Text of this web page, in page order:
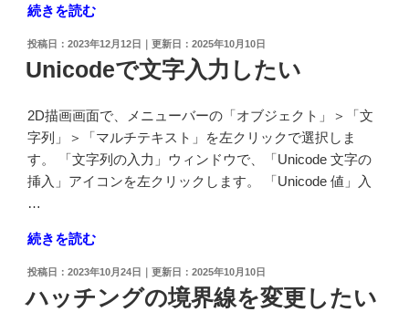
し
た
の
"他
オ
ブ
ェ
ク
ト
の
傾
き
に
合
わ
続きを読む
投
日:
2023年12月12日 2025年10月10日
Unicodeで文字入力したい
2D描画画面で、メニューバーの「オブジェクト」＞「文
字列」＞「マルチテキスト」を左クリックで選択しま
す。 「文字列の入力」ウィンドウで、「Unicode 文字の
挿入」アイコンを左クリックします。 「Unicode 値」入
…
"Unicode
文
字
続きを読む
投
日:
2023年10月24日 2025年10月10日
ハッチングの境界線を変更したい